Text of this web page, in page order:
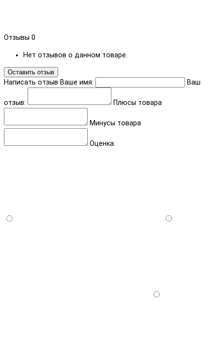
Отзывы 0
Нет отзывов о данном товаре.
Оставить отзыв
Написать отзыв Ваше имя: Ваш
отзыв: Плюсы товара
Минусы товара
Оценка: